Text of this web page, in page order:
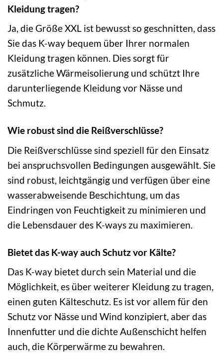
Kleidung tragen?
Ja, die Größe XXL ist bewusst so geschnitten, dass
Sie das K-way bequem über Ihrer normalen
Kleidung tragen können. Dies sorgt für
zusätzliche Wärmeisolierung und schützt Ihre
darunterliegende Kleidung vor Nässe und
Schmutz.
Wie robust sind die Reißverschlüsse?
Die Reißverschlüsse sind speziell für den Einsatz
bei anspruchsvollen Bedingungen ausgewählt. Sie
sind robust, leichtgängig und verfügen über eine
wasserabweisende Beschichtung, um das
Eindringen von Feuchtigkeit zu minimieren und
die Lebensdauer des K-ways zu maximieren.
Bietet das K-way auch Schutz vor Kälte?
Das K-way bietet durch sein Material und die
Möglichkeit, es über weiterer Kleidung zu tragen,
einen guten Kälteschutz. Es ist vor allem für den
Schutz vor Nässe und Wind konzipiert, aber das
Innenfutter und die dichte Außenschicht helfen
auch, die Körperwärme zu bewahren.